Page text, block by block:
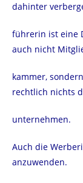
dahinter
führerin ist eine
auch nicht
kammer,
rechtlich nichts
unternehmen.
Auch die
anzuwenden.